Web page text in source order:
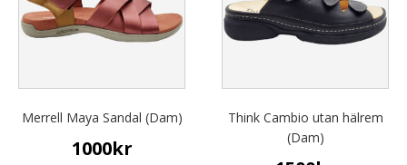
Merrell Maya Sandal (Dam)
1000kr
variants.
The
be
chosen
Think Cambio utan hälrem
(Dam)
variants.
The
be
chosen